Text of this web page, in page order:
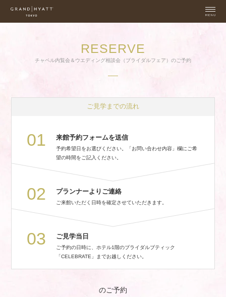
RESERVE
チャペル内覧会＆ウエディング相談会（ブライダルフェア）のご予約
ご見学までの流れ
01 来館予約フォームを送信
予約希望日をお選びください。「お問い合わせ内容」欄にご希
望の時間をご記入ください。
02 プランナーよりご連絡
ご来館いただく日時を確定させていただきます。
03 ご見学当日
ご予約の日時に、ホテル1階のブライダルブティック
「CELEBRATE」までお越しください。
のご予約